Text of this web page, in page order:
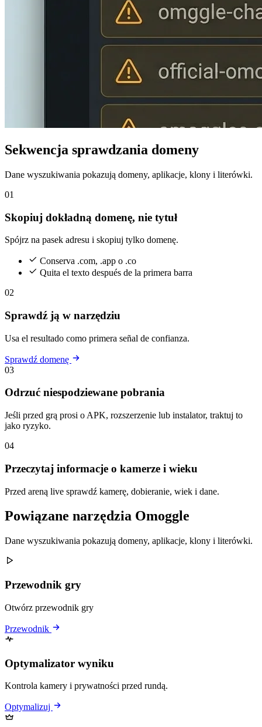
Sekwencja sprawdzania domeny
Dane wyszukiwania pokazują domeny, aplikacje, klony i literówki.
01
Skopiuj dokładną domenę, nie tytuł
Spójrz na pasek adresu i skopiuj tylko domenę.
Conserva .com, .app o .co
Quita el texto después de la primera barra
02
Sprawdź ją w narzędziu
Usa el resultado como primera señal de confianza.
Sprawdź domenę
03
Odrzuć niespodziewane pobrania
Jeśli przed grą prosi o APK, rozszerzenie lub instalator, traktuj to
jako ryzyko.
04
Przeczytaj informacje o kamerze i wieku
Przed areną live sprawdź kamerę, dobieranie, wiek i dane.
Powiązane narzędzia Omoggle
Dane wyszukiwania pokazują domeny, aplikacje, klony i literówki.
Przewodnik gry
Otwórz przewodnik gry
Przewodnik
Optymalizator wyniku
Kontrola kamery i prywatności przed rundą.
Optymalizuj